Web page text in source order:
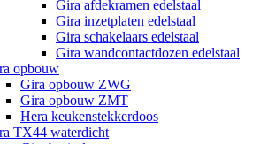
Gira afdekramen edelstaal
Gira inzetplaten edelstaal
Gira schakelaars edelstaal
Gira wandcontactdozen edelstaal
opbouw
Gira opbouw ZWG
Gira opbouw ZMT
Hera keukenstekkerdoos
TX44 waterdicht